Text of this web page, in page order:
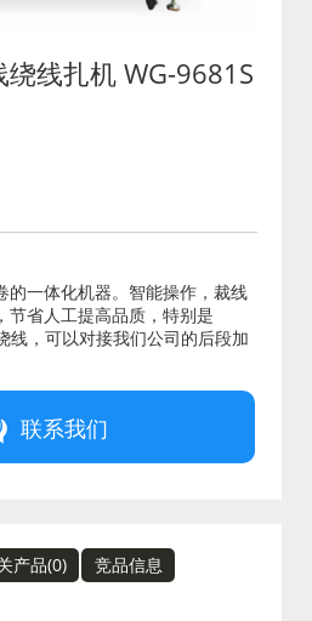
线扎机 WG-9681S
的一体化机器。智能操作，裁线
节省人工提高品质，特别是
线，可以对接我们公司的后段加
联系我们
产品(0)
竞品信息